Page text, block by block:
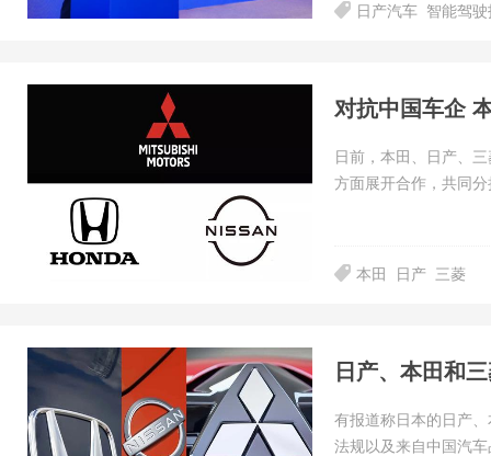
日产汽车 智能驾
对抗中国车企
日前，本田、日产、
方面展开合作，共同
本田 日产 三菱
日产、本田和
有报道称日本的日产
法规以及来自中国汽